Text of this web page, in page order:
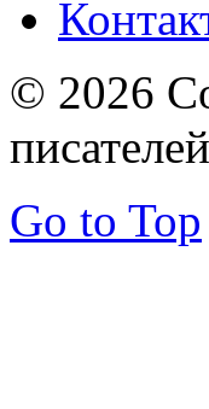
© 2026
Go to Top